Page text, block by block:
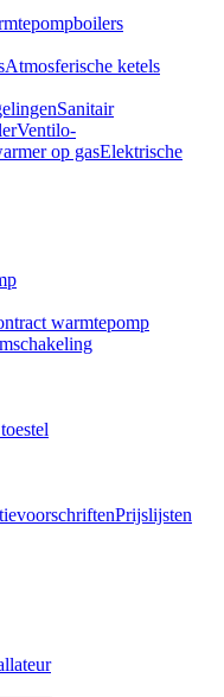
Atmosferische ketels
Sanitair
Ventilo-
op gasElektrische
warmtepomp
Prijslijsten